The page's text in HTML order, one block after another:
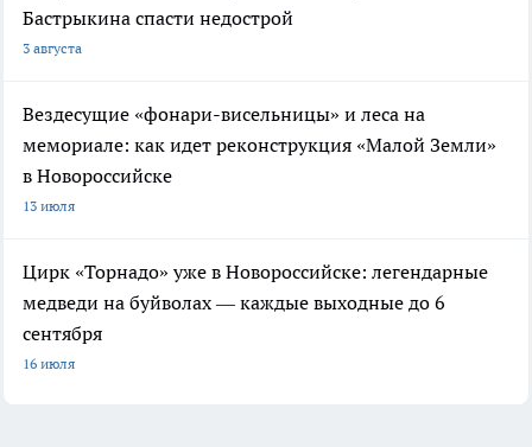
Бастрыкина спасти недострой
3 августа
Вездесущие «фонари-висельницы» и леса на
мемориале: как идет реконструкция «Малой Земли»
в Новороссийске
13 июля
Цирк «Торнадо» уже в Новороссийске: легендарные
медведи на буйволах — каждые выходные до 6
сентября
16 июля